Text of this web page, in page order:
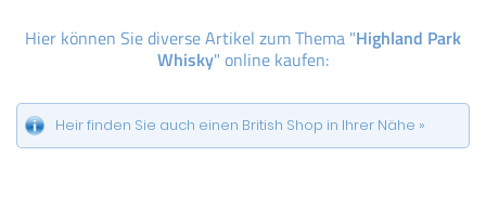
Hier können Sie diverse Artikel zum Thema "Highland Park
Whisky" online kaufen:
Heir finden Sie auch einen British Shop in Ihrer Nähe »